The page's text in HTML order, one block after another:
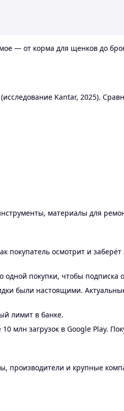
— от корма для щенков до
Kantar, 2025).
материалы для
покупатель осмотрит и
покупки, чтобы подписка
были настоящими.
лимит в банке.
млн загрузок в Google Play.
и крупные